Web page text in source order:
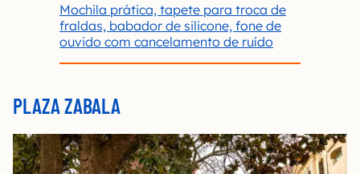
Mochila prática, tapete para troca de
fraldas, babador de silicone, fone de
ouvido com cancelamento de ruído
PLAZA ZABALA